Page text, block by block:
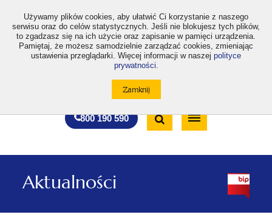
Używamy plików cookies, aby ułatwić Ci korzystanie z naszego
serwisu oraz do celów statystycznych. Jeśli nie blokujesz tych plików,
to zgadzasz się na ich użycie oraz zapisanie w pamięci urządzenia.
Pamiętaj, że możesz samodzielnie zarządzać cookies, zmieniając
ustawienia przeglądarki. Więcej informacji w naszej polityce
prywatności.
czcionkiczcionkiczcionki
A
otwiera
nowej
Bezpłatna
infolinia
800 190 590 Wyszukiwarka
Otwórz
/
Aktualności